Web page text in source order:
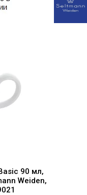
90 мл,
Weiden,